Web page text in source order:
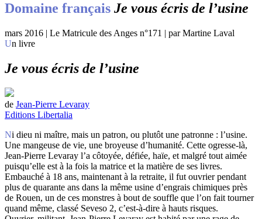
Domaine français Je vous écris de l’usine
mars 2016 | Le Matricule des Anges n°171 | par Martine Laval
Un livre
Je vous écris de l’usine
de Jean-Pierre Levaray
Editions Libertalia
Ni dieu ni maître, mais un patron, ou plutôt une patronne : l’usine.
Une mangeuse de vie, une broyeuse d’humanité. Cette ogresse-là,
Jean-Pierre Levaray l’a côtoyée, défiée, haïe, et malgré tout aimée
puisqu’elle est à la fois la matrice et la matière de ses livres.
Embauché à 18 ans, maintenant à la retraite, il fut ouvrier pendant
plus de quarante ans dans la même usine d’engrais chimiques près
de Rouen, un de ces monstres à bout de souffle que l’on fait tourner
quand même, classé Seveso 2, c’est-à-dire à hauts risques.